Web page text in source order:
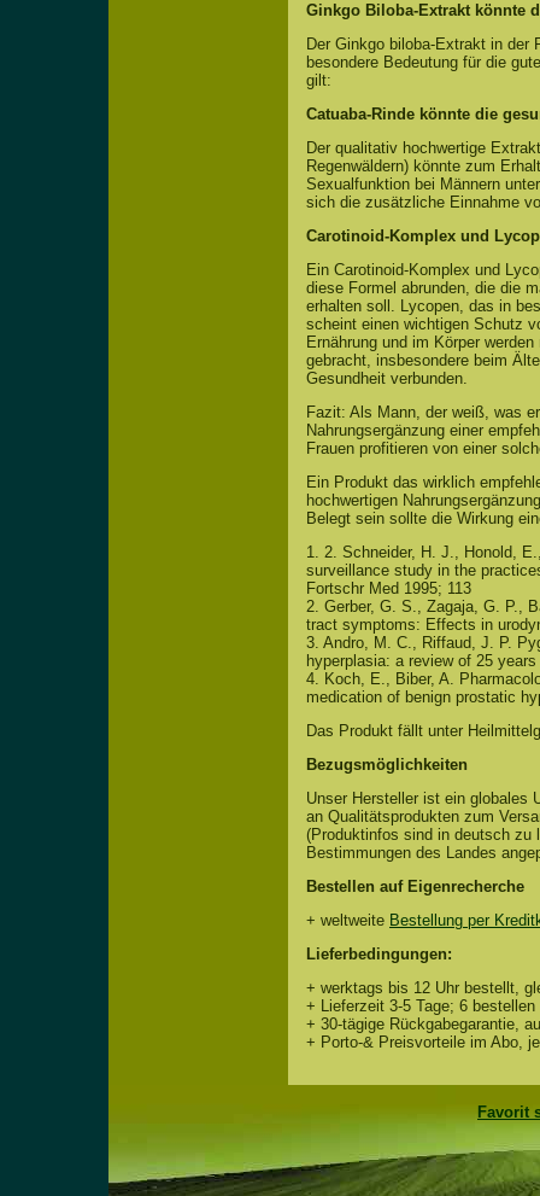
Ginkgo Biloba-Extrakt könnte
Der Ginkgo biloba-Extrakt in der
besondere Bedeutung für die
gilt:
Catuaba-Rinde könnte die
Der qualitativ hochwertige
Regenwäldern) könnte zum
Sexualfunktion bei Männern
sich die zusätzliche Einnahme
Carotinoid-Komplex und
Ein Carotinoid-Komplex und
diese Formel abrunden, die die
erhalten soll. Lycopen, das in
scheint einen wichtigen Schutz
Ernährung und im Körper
gebracht, insbesondere beim
Gesundheit verbunden.
Fazit: Als Mann, der weiß, was
Nahrungsergänzung einer
Frauen profitieren von einer
Ein Produkt das wirklich
hochwertigen
Belegt sein sollte die Wirkung
1. 2. Schneider, H. J., Honold,
surveillance study in the
Fortschr Med 1995; 113
2. Gerber, G. S., Zagaja, G. P.,
tract symptoms: Effects in
3. Andro, M. C., Riffaud, J. P.
hyperplasia: a review of 25
4. Koch, E., Biber, A.
medication of benign prostatic
Das Produkt fällt unter
Bezugsmöglichkeiten
Unser Hersteller ist ein globales
an Qualitätsprodukten zum
(Produktinfos sind in deutsch zu
Bestimmungen des Landes
Bestellen auf Eigenrecherche
+ weltweite Bestellung per
Lieferbedingungen:
+ werktags bis 12 Uhr bestellt,
+ Lieferzeit 3-5 Tage; 6
+ 30-tägige Rückgabegarantie,
+ Porto-& Preisvorteile im Abo,
Favorit